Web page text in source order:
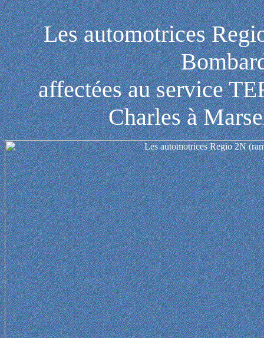
Les automotrices
affectées au service
Charles à